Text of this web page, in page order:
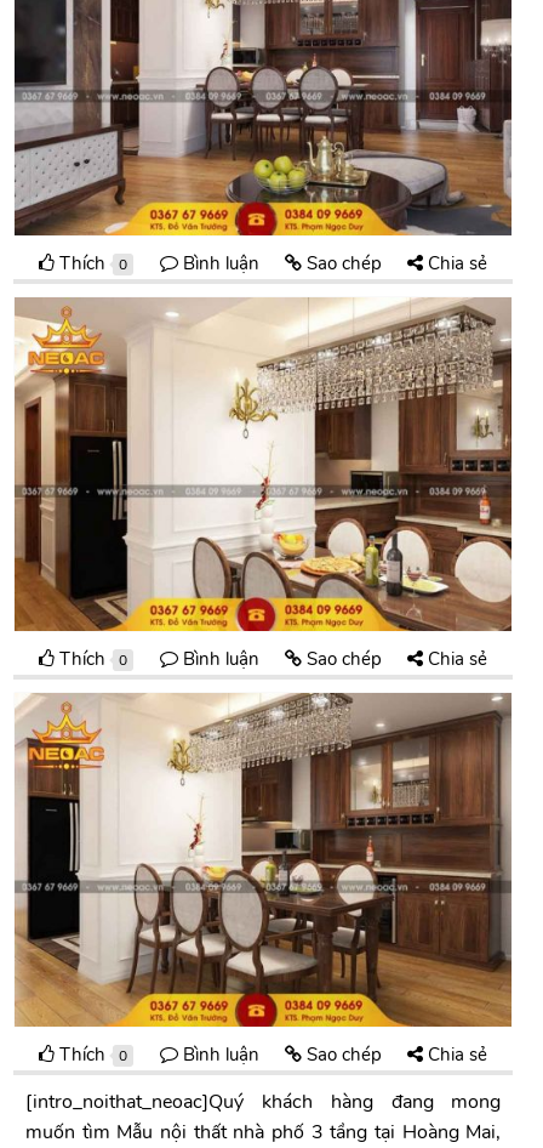
Thích 0 Bình luận Sao chép Chia sẻ
Thích 0 Bình luận Sao chép Chia sẻ
Thích 0 Bình luận Sao chép Chia sẻ
[intro_noithat_neoac]Quý khách hàng đang mong
muốn tìm Mẫu nội thất nhà phố 3 tầng tại Hoàng Mai,